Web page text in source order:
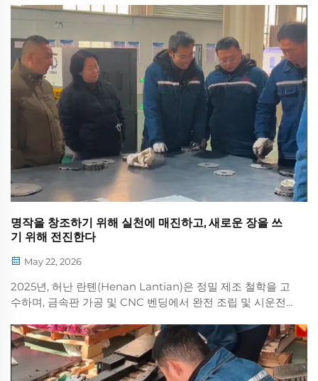
합니다. 전문 레벨링의 경우, 자사 제작...
명작을 창조하기 위해 실천에 매진하고, 새로운 장을 쓰
기 위해 전진한다
May 22, 2026
2025년, 허난 란톈(Henan Lantian)은 정밀 제조 철학을 고
수하며, 금속판 가공 및 CNC 벤딩에서 완전 조립 및 시운전
써 완벽함을 추구한다...